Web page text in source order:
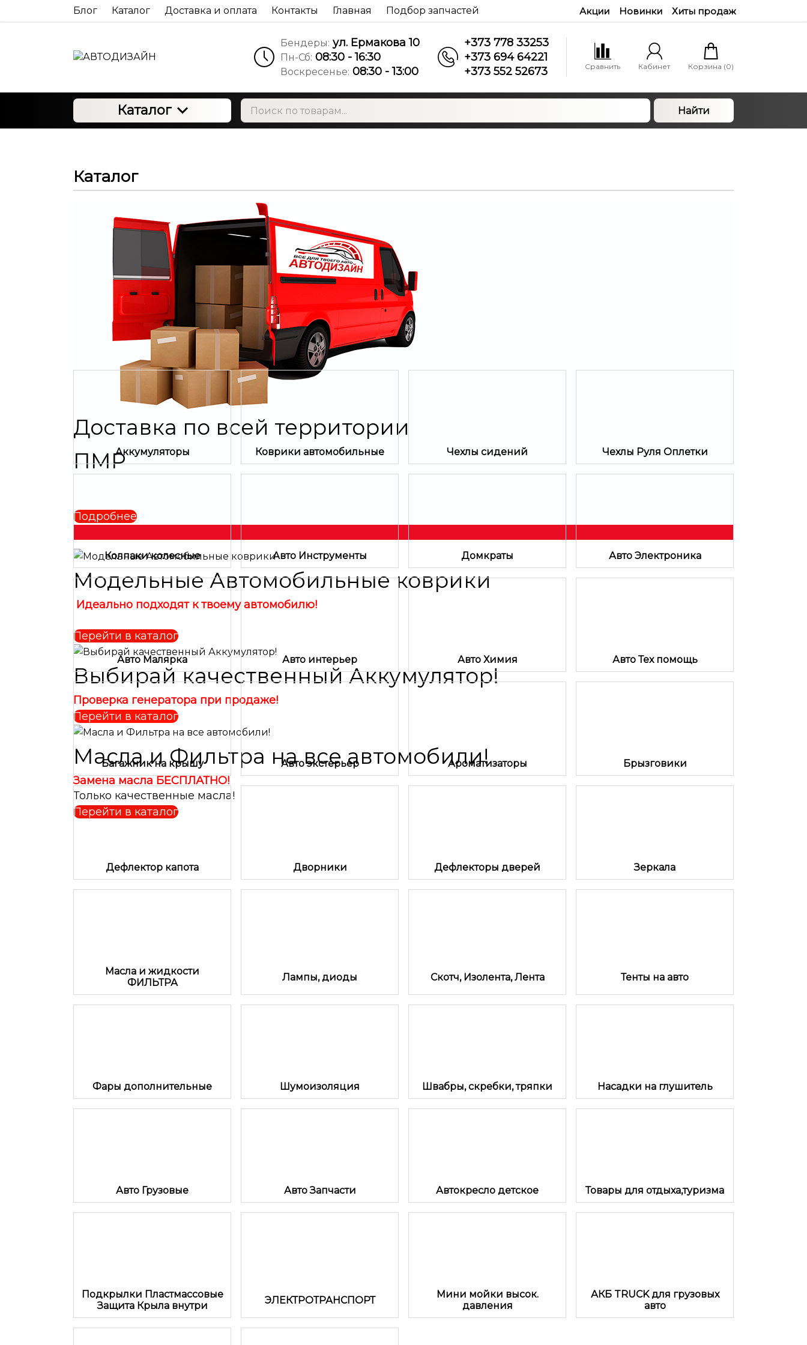
Блог Каталог Доставка и оплата Контакты Главная Подбор запчастей Акции Новинки Хиты продаж
Бендеры: ул. Ермакова 10
Пн-Сб: 08:30 - 16:30
Воскресенье: 08:30 - 13:00
+373 778 33253
+373 694 64221
+373 552 52673
Сравнить Кабинет Корзина (0)
Каталог Найти
Каталог
Доставка по всей территории
ПМР
Подробнее
Модельные Автомобильные коврики
Идеально подходят к твоему автомобилю!
Перейти в каталог
Выбирай качественный Аккумулятор!
Проверка генератора при продаже!
Перейти в каталог
Масла и Фильтра на все автомобили!
Замена масла БЕСПЛАТНО!
Только качественные масла!
Перейти в каталог
Аккумуляторы Коврики автомобильные Чехлы сидений Чехлы Руля Оплетки
Колпаки колесные Авто Инструменты Домкраты Авто Электроника
Авто Малярка Авто интерьер Авто Химия Авто Тех помощь
Багажник на крышу Авто экстерьер Ароматизаторы Брызговики
Дефлектор капота Дворники Дефлекторы дверей Зеркала
Масла и жидкости
ФИЛЬТРА
Лампы, диоды Скотч, Изолента, Лента Тенты на авто
Фары дополнительные Шумоизоляция Швабры, скребки, тряпки Насадки на глушитель
Авто Грузовые Авто Запчасти Автокресло детское Товары для отдыха,туризма
Подкрылки Пластмассовые
Защита Крыла внутри
ЭЛЕКТРОТРАНСПОРТ
Мини мойки высок.
давления
АКБ TRUCK для грузовых
авто